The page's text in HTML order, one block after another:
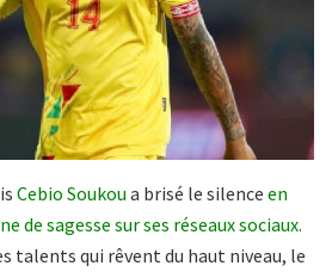
Cebio Soukou a brisé le silence en
de sagesse sur ses réseaux sociaux.
talents qui rêvent du haut niveau, le